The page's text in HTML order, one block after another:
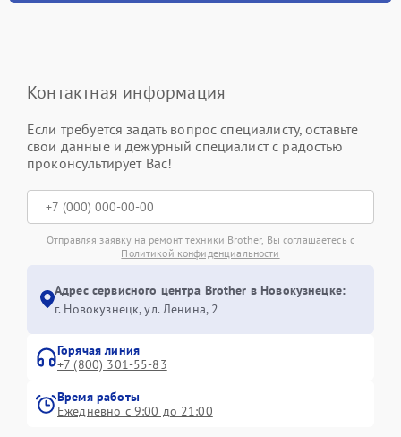
Контактная информация
Если требуется задать вопрос специалисту, оставьте
свои данные и дежурный специалист с радостью
проконсультирует Вас!
Отправляя заявку на ремонт техники Brother, Вы соглашаетесь с
Политикой конфиденциальности
Адрес сервисного центра Brother в Новокузнецке:
г. Новокузнецк, ул. Ленина, 2
Горячая линия
+7 (800) 301-55-83
Время работы
Ежедневно с 9:00 до 21:00